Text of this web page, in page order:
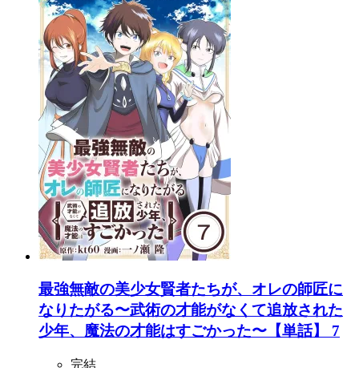
最強無敵の美少女賢者たちが、オレの師匠に
なりたがる〜武術の才能がなくて追放された
少年、魔法の才能はすごかった〜【単話】 7
完結